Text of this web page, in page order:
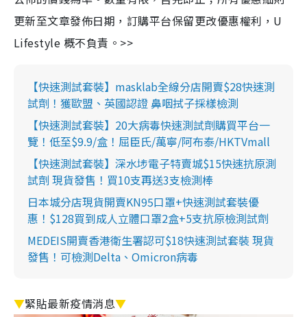
更新至文章發佈日期，訂購平台保留更改優惠權利，U
Lifestyle 概不負責。>>
【快速測試套裝】masklab全線分店開賣$28快速測
試劑！獲歐盟、英國認證 鼻咽拭子採樣檢測
【快速測試套裝】20大病毒快速測試劑購買平台一
覽！低至$9.9/盒！屈臣氏/萬寧/阿布泰/HKTVmall
【快速測試套裝】深水埗電子特賣城$15快速抗原測
試劑 現貨發售！買10支再送3支檢測棒
日本城分店現貨開賣KN95口罩+快速測試套裝優
惠！$128買到成人立體口罩2盒+5支抗原檢測試劑
MEDEIS開賣香港衛生署認可$18快速測試套裝 現貨
發售！可檢測Delta、Omicron病毒
▼緊貼最新疫情消息▼